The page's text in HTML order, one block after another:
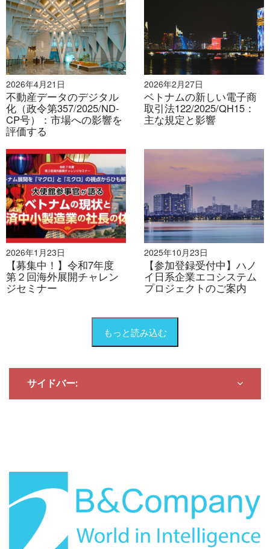
2026年4月21日
不動産データのデジタル
化（政令第357/2025/ND-
CP号）：市場への影響を
評価する
2026年2月27日
ベトナムの新しい電子商
取引法122/2025/QH15：
主な規定と影響
2026年1月23日
【募集中！】令和7年度
第２回海外展開チャレン
ジセミナー
2025年10月23日
【参加登録受付中】ハノ
イ日系企業エコシステム
プロジェクトのご案内
もっと読み込む
サイドバー: